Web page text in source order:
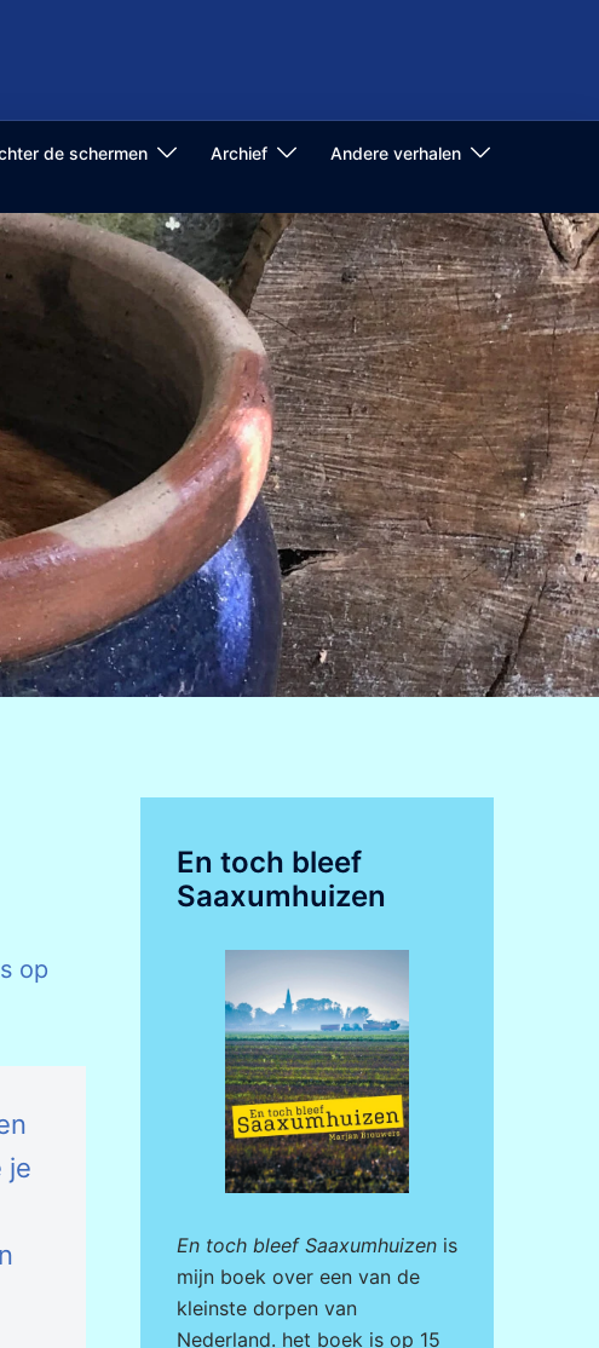
de schermen Archief
Andere verhalen
op
je
En toch bleef
Saaxumhuizen
En toch bleef Saaxumhuizenis
mijn boek over een van de
kleinste dorpen van
Nederland. het boek is op 15